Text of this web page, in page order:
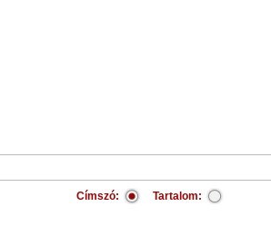
Címszó: Tartalom: